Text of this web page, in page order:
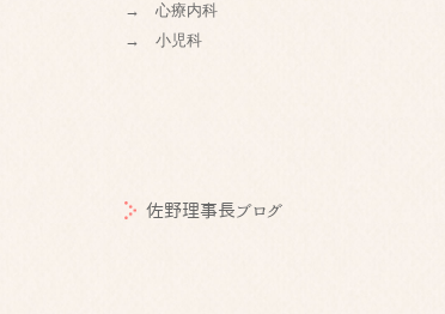
→ 心療内科
→ 小児科
佐野理事長ブログ